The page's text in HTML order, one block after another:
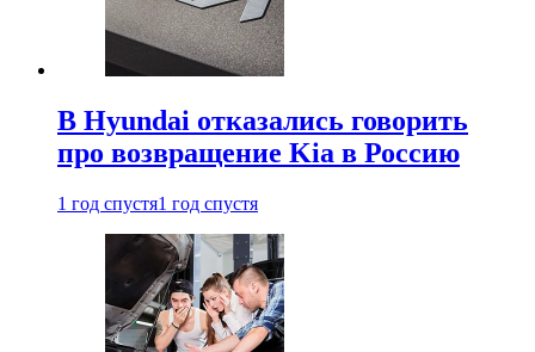
В Hyundai отказались говорить
про возвращение Kia в Россию
1 год спустя1 год спустя